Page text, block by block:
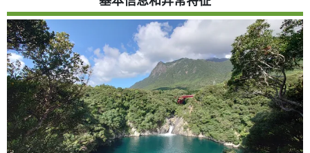
从停车场到观景平台
4.3大约所需时间
5乘坐皮划艇 体验抵达特罗基瀑布。
5.1皮划艇之旅的魅力
5.2皮划艇游览的大致时间和价格
6游览特罗基瀑布时。 注意事项和携带物品
6.1适合观光的季节和时间
6.2穿着和携带要点
7关于特罗基瀑布 常见问题
8摘要